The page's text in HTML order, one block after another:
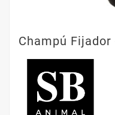
Champú Fijador